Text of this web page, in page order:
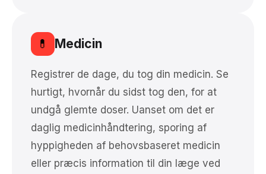
💊 Medicin
Registrer de dage, du tog din medicin. Se
hurtigt, hvornår du sidst tog den, for at
undgå glemte doser. Uanset om det er
daglig medicinhåndtering, sporing af
hyppigheden af behovsbaseret medicin
eller præcis information til din læge ved